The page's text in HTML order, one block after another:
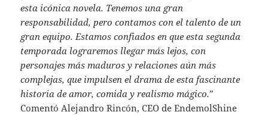
esta icónica novela. Tenemos una gran
responsabilidad, pero contamos con el talento de un
gran equipo. Estamos confiados en que esta segunda
temporada lograremos llegar más lejos, con
personajes más maduros y relaciones aún más
complejas, que impulsen el drama de esta fascinante
historia de amor, comida y realismo mágico.”
Comentó Alejandro Rincón, CEO de EndemolShine